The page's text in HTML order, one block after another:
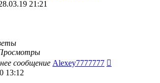
21:21
сообщение Alexey7777777
13:12